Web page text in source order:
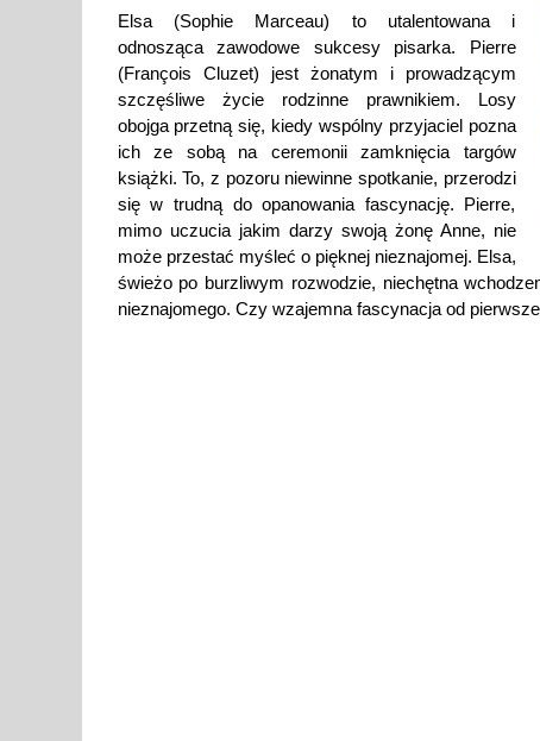
Elsa (Sophie Marceau) to utalentowana i
odnosząca zawodowe sukcesy pisarka. Pierre
(François Cluzet) jest żonatym i prowadzącym
szczęśliwe życie rodzinne prawnikiem. Losy
obojga przetną się, kiedy wspólny przyjaciel pozna
ich ze sobą na ceremonii zamknięcia targów
książki. To, z pozoru niewinne spotkanie, przerodzi
się w trudną do opanowania fascynację. Pierre,
mimo uczucia jakim darzy swoją żonę Anne, nie
może przestać myśleć o pięknej nieznajomej. Elsa,
świeżo po burzliwym rozwodzie, niechętna
nieznajomego. Czy wzajemna fascynacja od